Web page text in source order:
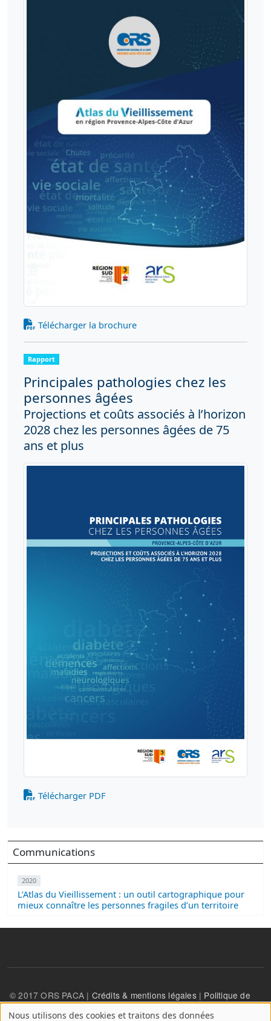
Télécharger la brochure
Rapport
Principales pathologies chez les
personnes âgées
Projections et coûts associés à l’horizon
2028 chez les personnes âgées de 75
ans et plus
Télécharger PDF
Communications
2020
L’Atlas du Vieillissement : un outil cartographique pour
mieux connaître les personnes fragiles d’un territoire
© 2017 ORS PACA | Crédits & mentions légales| Politique de
confidentialité
Nous utilisons des cookies et traitons des données